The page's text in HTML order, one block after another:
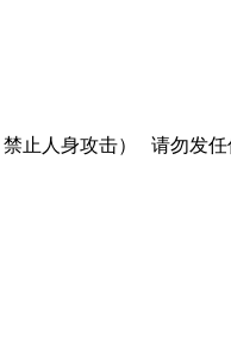
止人身攻击） 请勿发